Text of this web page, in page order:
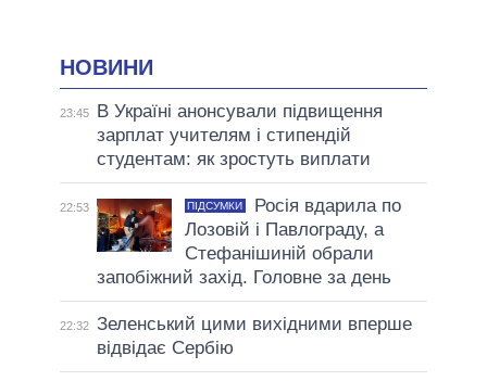
НОВИНИ
23:45
В Україні анонсували підвищення
зарплат учителям і стипендій
студентам: як зростуть виплати
22:53 ПІДСУМКИ
Росія вдарила по
Лозовій і Павлограду, а
Стефанішиній обрали
запобіжний захід. Головне за день
22:32 Зеленський цими вихідними вперше
відвідає Сербію